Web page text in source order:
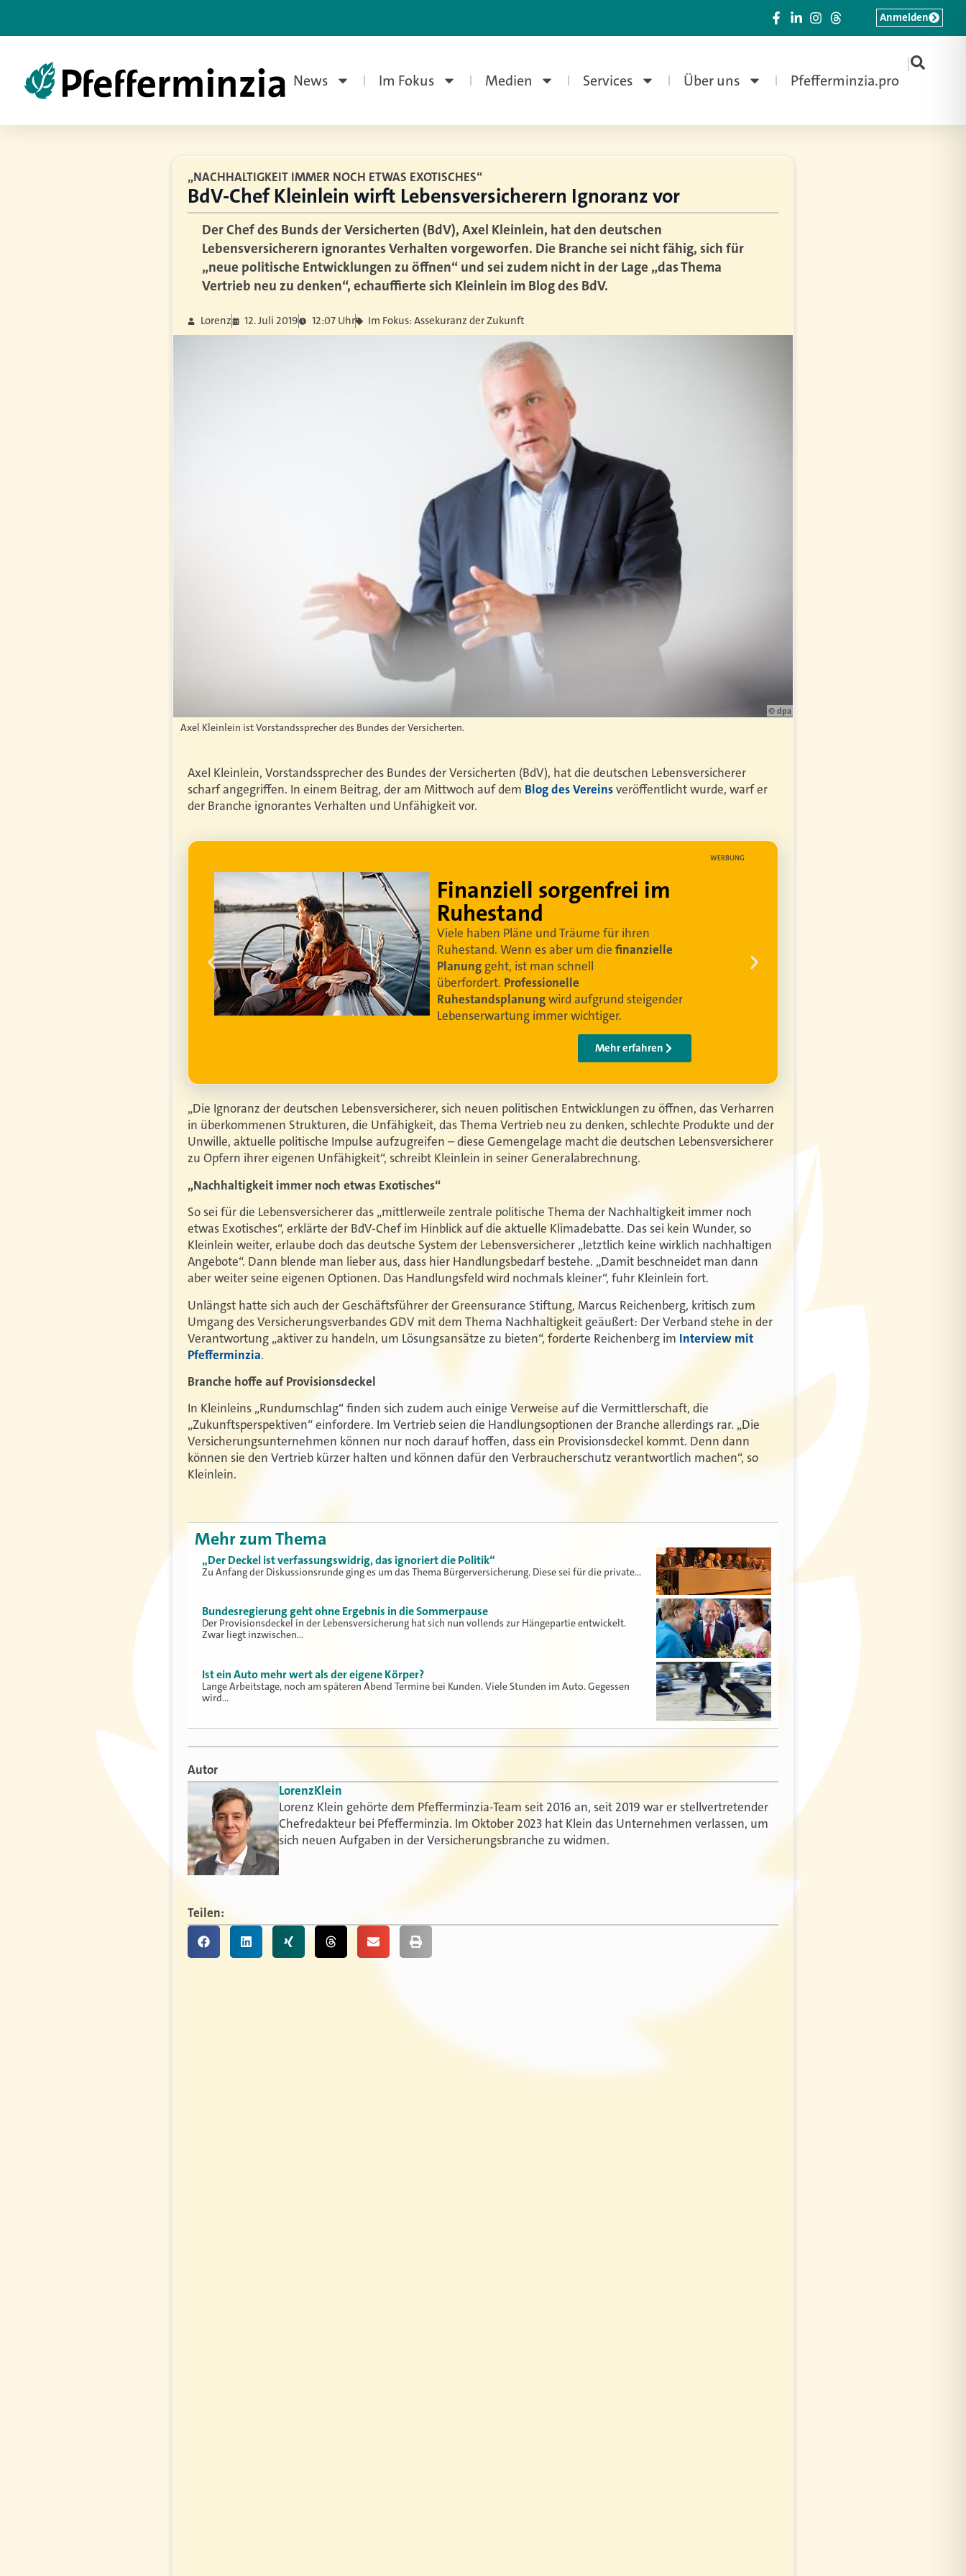
News Im Fokus Medien Services Über uns Pfefferminzia.pro
|
Anmelden
„NACHHALTIGKEIT IMMER NOCH ETWAS EXOTISCHES“
BdV-Chef Kleinlein wirft Lebensversicherern Ignoranz vor
Der Chef des Bunds der Versicherten (BdV), Axel Kleinlein, hat den deutschen
Lebensversicherern ignorantes Verhalten vorgeworfen. Die Branche sei nicht fähig, sich für
„neue politische Entwicklungen zu öffnen“ und sei zudem nicht in der Lage „das Thema
Vertrieb neu zu denken“, echauffierte sich Kleinlein im Blog des BdV.
Lorenz 12. Juli 2019 12:07 Uhr Im Fokus: Assekuranz der Zukunft
© dpa
Axel Kleinlein ist Vorstandssprecher des Bundes der Versicherten.
Axel Kleinlein, Vorstandssprecher des Bundes der Versicherten (BdV), hat die deutschen Lebensversicherer
scharf angegriffen. In einem Beitrag, der am Mittwoch auf dem Blog des Vereinsveröffentlicht wurde, warf er
der Branche ignorantes Verhalten und Unfähigkeit vor.
WERBUNG
Lebe dein bestes Leben
Um sorgenfrei in den Ruhestand zu blicken,
braucht esprofessionelle Ruhestandsplanung
Damit Ihre Kundinnen und Kunden
ihr bestes
Leben leben können
Video anschauen
„Die Ignoranz der deutschen Lebensversicherer, sich neuen politischen Entwicklungen zu öffnen, das Verharren
in überkommenen Strukturen, die Unfähigkeit, das Thema Vertrieb neu zu denken, schlechte Produkte und der
Unwille, aktuelle politische Impulse aufzugreifen – diese Gemengelage macht die deutschen Lebensversicherer
zu Opfern ihrer eigenen Unfähigkeit“, schreibt Kleinlein in seiner Generalabrechnung.
„Nachhaltigkeit immer noch etwas Exotisches“
So sei für die Lebensversicherer das „mittlerweile zentrale politische Thema der Nachhaltigkeit immer noch
etwas Exotisches“, erklärte der BdV-Chef im Hinblick auf die aktuelle Klimadebatte. Das sei kein Wunder, so
Kleinlein weiter, erlaube doch das deutsche System der Lebensversicherer „letztlich keine wirklich nachhaltigen
Angebote“. Dann blende man lieber aus, dass hier Handlungsbedarf bestehe. „Damit beschneidet man dann
aber weiter seine eigenen Optionen. Das Handlungsfeld wird nochmals kleiner“, fuhr Kleinlein fort.
Unlängst hatte sich auch der Geschäftsführer der Greensurance Stiftung, Marcus Reichenberg, kritisch zum
Umgang des Versicherungsverbandes GDV mit dem Thema Nachhaltigkeit geäußert: Der Verband stehe in der
Verantwortung „aktiver zu handeln, um Lösungsansätze zu bieten“, forderte Reichenberg im Interview mit
Pfefferminzia.
Branche hoffe auf Provisionsdeckel
In Kleinleins „Rundumschlag“ finden sich zudem auch einige Verweise auf die Vermittlerschaft, die
„Zukunftsperspektiven“ einfordere. Im Vertrieb seien die Handlungsoptionen der Branche allerdings rar. „Die
Versicherungsunternehmen können nur noch darauf hoffen, dass ein Provisionsdeckel kommt. Denn dann
können sie den Vertrieb kürzer halten und können dafür den Verbraucherschutz verantwortlich machen“, so
Kleinlein.
Mehr zum Thema
„Der Deckel ist verfassungswidrig, das ignoriert die Politik“
Zu Anfang der Diskussionsrunde ging es um das Thema Bürgerversicherung. Diese sei für die private…
Bundesregierung geht ohne Ergebnis in die Sommerpause
Der Provisionsdeckel in der Lebensversicherung hat sich nun vollends zur Hängepartie entwickelt.
Zwar liegt inzwischen…
Ist ein Auto mehr wert als der eigene Körper?
Lange Arbeitstage, noch am späteren Abend Termine bei Kunden. Viele Stunden im Auto. Gegessen
wird…
Autor
LorenzKlein
Lorenz Klein gehörte dem Pfefferminzia-Team seit 2016 an, seit 2019 war er stellvertretender
Chefredakteur bei Pfefferminzia. Im Oktober 2023 hat Klein das Unternehmen verlassen, um
sich neuen Aufgaben in der Versicherungsbranche zu widmen.
Teilen: